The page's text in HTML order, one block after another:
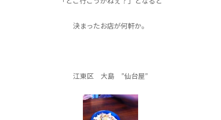
決まったお店が何軒か。
江東区 大島 ”仙台屋”